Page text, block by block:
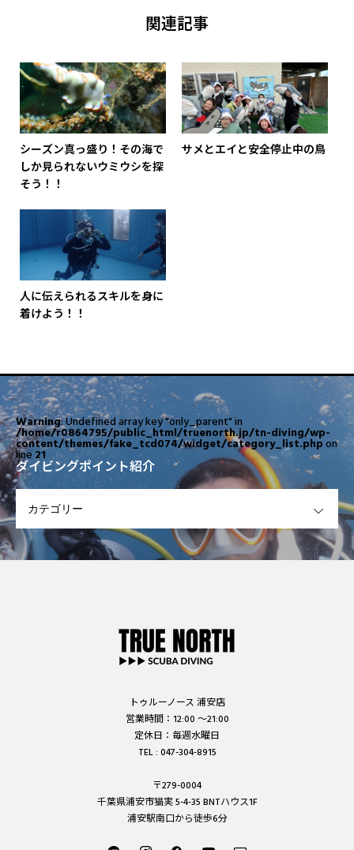
関連記事
シーズン真っ盛り！その海で
しか見られないウミウシを探
そう！！
サメとエイと安全停止中の鳥
人に伝えられるスキルを身に
着けよう！！
Warning: Undefined array key "only_parent" in
/home/r0864795/public_html/truenorth.jp/tn-diving/wp-
content/themes/fake_tcd074/widget/category_list.php on
line 21
ダイビングポイント紹介
OPEN
トゥルーノース 浦安店
営業時間：12:00 ～21:00
定休日：毎週水曜日
TEL : 047-304-8915
〒279-0004
千葉県浦安市猫実 5-4-35 BNTハウス1F
浦安駅南口から徒歩6分